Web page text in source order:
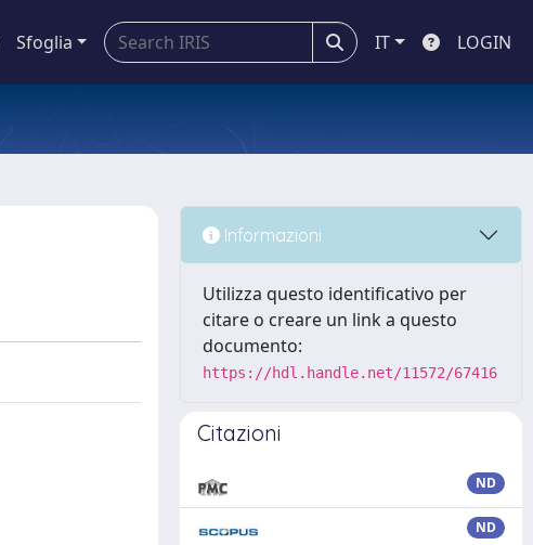
Sfoglia IT LOGIN
Informazioni
Utilizza questo identificativo per
citare o creare un link a questo
documento:
https://hdl.handle.net/11572/67416
Citazioni
ND
ND